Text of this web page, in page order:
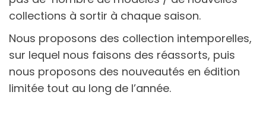
collections à sortir à chaque saison.
Nous proposons des collection intemporelles,
sur lequel nous faisons des réassorts, puis
nous proposons des nouveautés en édition
limitée tout au long de l’année.